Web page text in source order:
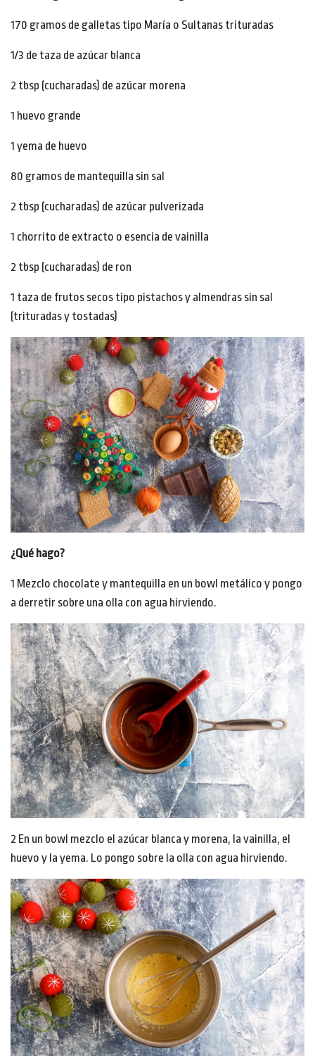
170 gramos de galletas tipo María o Sultanas trituradas
1/3 de taza de azúcar blanca
2 tbsp (cucharadas) de azúcar morena
1 huevo grande
1 yema de huevo
80 gramos de mantequilla sin sal
2 tbsp (cucharadas) de azúcar pulverizada
1 chorrito de extracto o esencia de vainilla
2 tbsp (cucharadas) de ron
1 taza de frutos secos tipo pistachos y almendras sin sal
(trituradas y tostadas)
¿Qué hago?
1 Mezclo chocolate y mantequilla en un bowl metálico y pongo
a derretir sobre una olla con agua hirviendo.
2 En un bowl mezclo el azúcar blanca y morena, la vainilla, el
huevo y la yema. Lo pongo sobre la olla con agua hirviendo.